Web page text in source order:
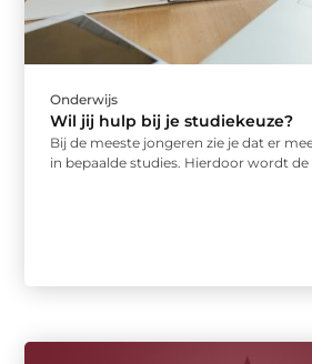
Onderwijs
Wil jij hulp bij je studiekeuze?
Bij de meeste jongeren zie je dat er
in bepaalde studies. Hierdoor wordt de